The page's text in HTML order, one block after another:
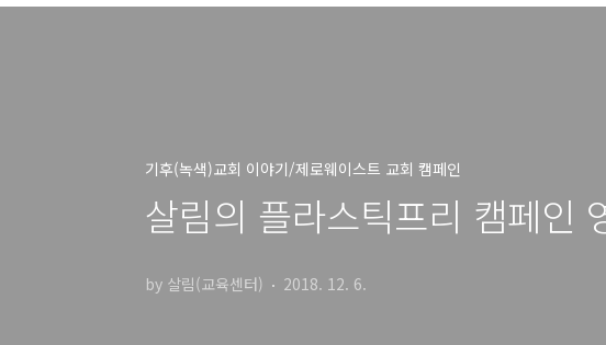
기후(녹색)교회 이야기/제로웨이스트 교회 캠페인
살림의 플라스틱프리 캠페인
by 살림(교육센터) 2018. 12. 6.